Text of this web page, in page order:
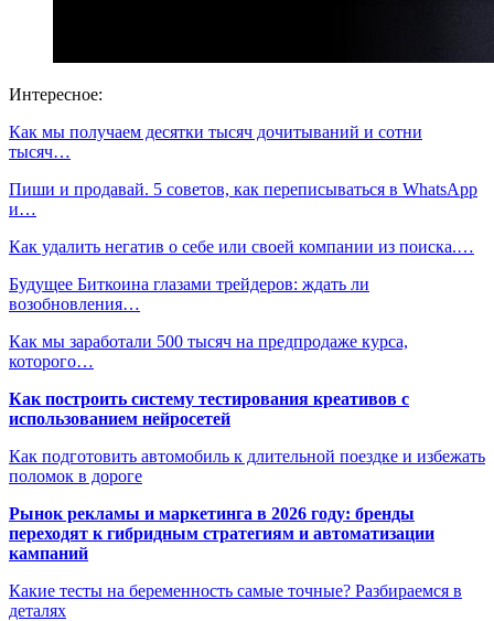
Интересное:
Как мы получаем десятки тысяч дочитываний и сотни
тысяч…
Пиши и продавай. 5 советов, как переписываться в WhatsApp
и…
Как удалить негатив о себе или своей компании из поиска.…
Будущее Биткоина глазами трейдеров: ждать ли
возобновления…
Как мы заработали 500 тысяч на предпродаже курса,
которого…
Как построить систему тестирования креативов с
использованием нейросетей
Как подготовить автомобиль к длительной поездке и избежать
поломок в дороге
Рынок рекламы и маркетинга в 2026 году: бренды
переходят к гибридным стратегиям и автоматизации
кампаний
Какие тесты на беременность самые точные? Разбираемся в
деталях